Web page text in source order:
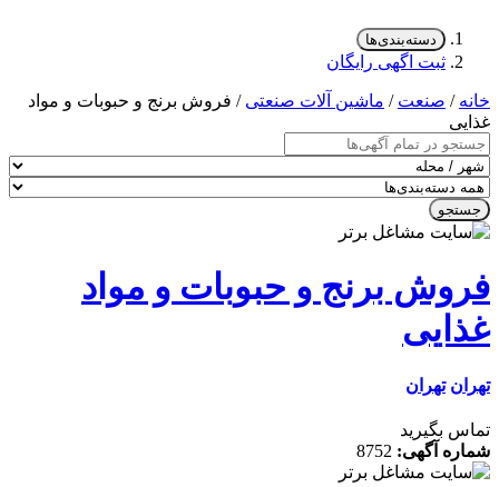
دسته‌بندی‌ها
ثبت اگهی رایگان
/صنعت/ماشین آلات صنعتی/ فروش برنج و حبوبات و مواد
برنج و حبوبات و مواد
تهران
بگیرید
آگهی:8752